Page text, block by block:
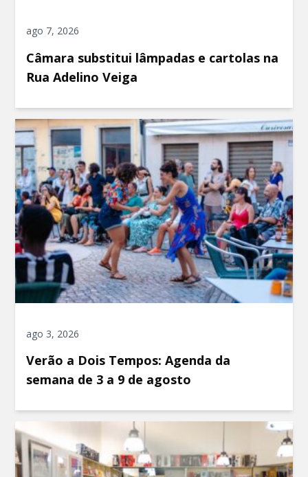
ago 7, 2026
Câmara substitui lâmpadas e cartolas na
Rua Adelino Veiga
ago 3, 2026
Verão a Dois Tempos: Agenda da
semana de 3 a 9 de agosto